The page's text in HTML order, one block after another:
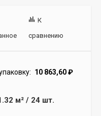
К
сравнению
10 863,60₽
м²/ 24 шт.